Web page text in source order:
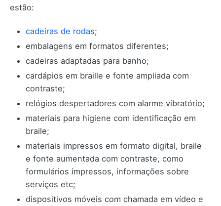
estão:
cadeiras de rodas;
embalagens em formatos diferentes;
cadeiras adaptadas para banho;
cardápios em braille e fonte ampliada com
contraste;
relógios despertadores com alarme vibratório;
materiais para higiene com identificação em
braile;
materiais impressos em formato digital, braile
e fonte aumentada com contraste, como
formulários impressos, informações sobre
serviços etc;
dispositivos móveis com chamada em vídeo e